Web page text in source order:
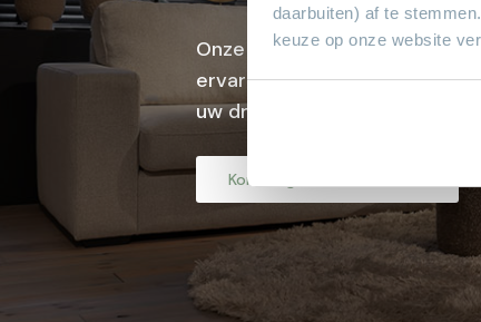
daarbuiten) af te
keuze op onze website
Onze verkoopspecialisten
ervaring helpen u graag met
uw droominterieur.
Kom langs in de showroom